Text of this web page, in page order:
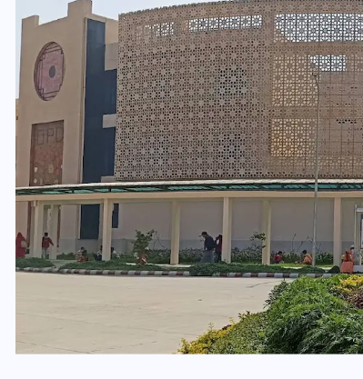
यूपी न्यूज़: नौकरों ने पिता-पुत्री
को 5 साल घर में बनाया बंधक,
बुजुर्ग की मौत, बेटी बनी
‘कंकाल’
29 दिसम्बर 2025